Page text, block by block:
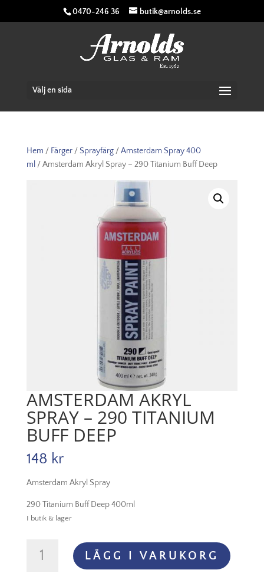
0470-246 36 butik@arnolds.se
Välj en sida
Hem / Färger/ Sprayfärg/Amsterdam Spray 400
ml / Amsterdam Akryl Spray – 290 Titanium Buff Deep
AMSTERDAM AKRYL
SPRAY – 290 TITANIUM
BUFF DEEP
148 kr
Amsterdam Akryl Spray
290 Titanium Buff Deep 400ml
I butik & lager
Akryl
LÄGG I VARUKORG